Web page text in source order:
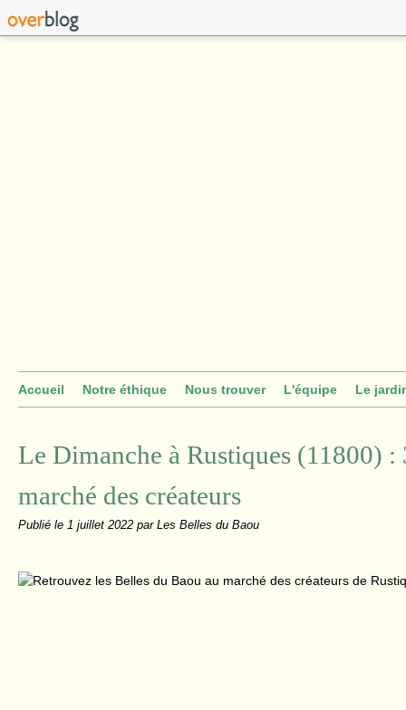
Accueil Notre éthique Nous trouver L'équipe Le
Le Dimanche à Rustiques (11800)
marché des créateurs
Publié le 1 juillet 2022 par Les Belles du Baou